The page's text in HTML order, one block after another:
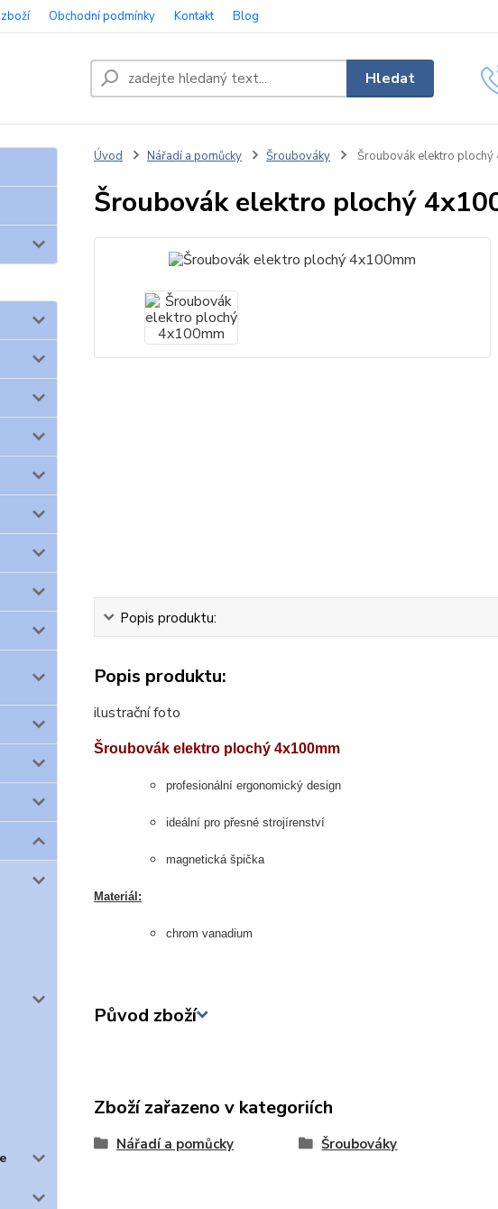
Obchodní podmínky Kontakt Blog
Hledat
Úvod Nářadí a pomůcky Šroubováky Šroubovák elektro plochý
Šroubovák elektro plochý
Popis produktu:
Popis produktu:
ilustrační foto
Šroubovák elektro plochý 4x100mm
profesionální ergonomický design
ideální pro přesné strojírenství
magnetická špička
Materiál:
chrom vanadium
Původ zboží
Zboží zařazeno v kategoriích
Nářadí a pomůcky Šroubováky